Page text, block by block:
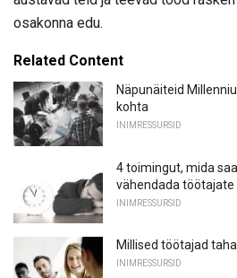
osakonna edu.
Related Content
Näpunäiteid
kohta
INIMRESSURSID
4 toimingut, mida
vähendada töötajate
INIMRESSURSID
Millised töötajad
INIMRESSURSID